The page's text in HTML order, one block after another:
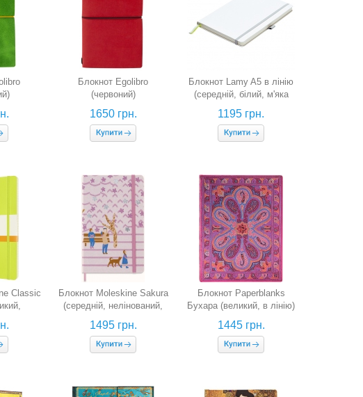
Блокнот Egolibro
(червоний)
1650 грн.
Блокнот Lamy A5 в лінію
(середній, білий, м'яка
обкладинка)
1195 грн.
Classic
гнучка
Блокнот Moleskine Sakura
(середній, нелінований,
канва)
1495 грн.
Блокнот Paperblanks
Бухара (великий, в лінію)
1445 грн.